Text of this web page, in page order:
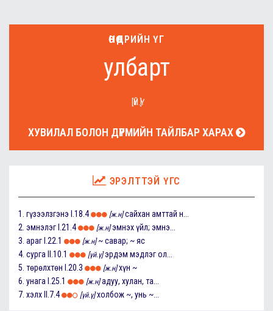
ӨНӨӨДРИЙН ҮГ
улбарт
[ҮЙ.Ү]
ХУВИЛАЛ БОЛОН ДҮРМИЙН ТАЙЛБАР ХАРАХ
ЭРЭЛТТЭЙ ҮГС
1. гүзээлзгэнэ I.18.4 [ж.н] сайхан амттай н...
2. эмнэлэг I.21.4 [ж.н] эмнэх үйл; эмнэ...
3. араг I.22.1 [ж.н] ~ савар; ~ яс
4. сурга II.10.1 [үй.ү] эрдэм мэдлэг ол...
5. төрөлхтөн I.20.3 [ж.н] хүн ~
6. унага I.25.1 [ж.н] адуу, хулан, та...
7. хэлх II.7.4 [үй.ү] холбож ~, унь ~...